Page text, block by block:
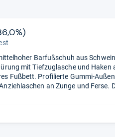
Barfußschuh aus
mit Tiefzuglasche und Haken
Fußbett. Profilierte Gummi-
an Zunge und Ferse.